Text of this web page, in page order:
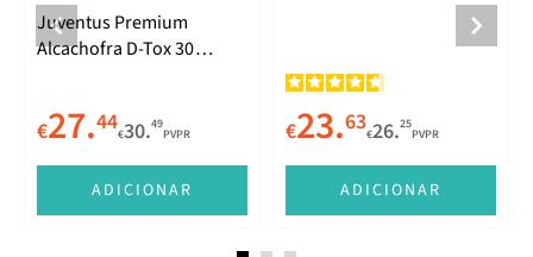
Juventus Premium
Alcachofra D-Tox 30
€27.44€30.49
PVPR
ADICIONAR
€23.63€26.25
PVPR
ADICIONAR